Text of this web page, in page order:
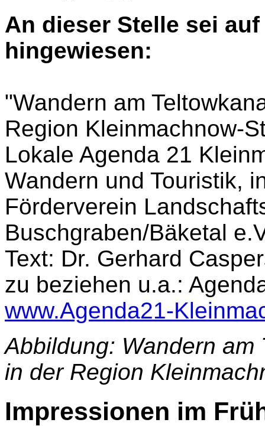
An dieser Stelle sei
hingewiesen:
"Wandern am
Region Kleinmachnow-
Lokale Agenda 21
Wandern und Touristik,
Förderverein
Buschgraben/Bäketal
Text: Dr. Gerhard
zu beziehen u.a.:
www.Agenda21-
Abbildung: Wandern am
in der Region
Impressionen im